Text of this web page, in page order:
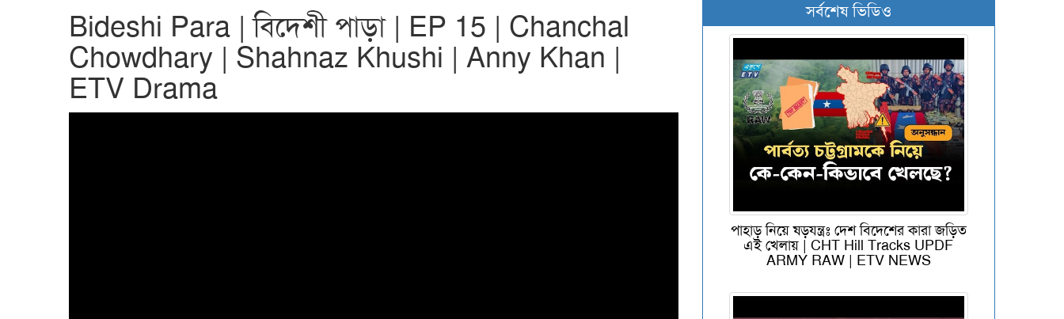
Bideshi Para | বিদেশী পাড়া | EP 15 | Chanchal
Chowdhary | Shahnaz Khushi | Anny Khan |
ETV Drama
সর্বশেষ ভিডিও
পাহাড় নিয়ে ষড়যন্ত্রঃ দেশ বিদেশের কারা জড়িত
এই খেলায় | CHT Hill Tracks UPDF
ARMY RAW | ETV NEWS